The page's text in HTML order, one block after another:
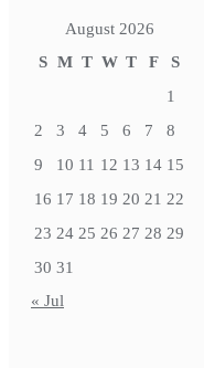
August 2026
S M T W T F
S
1
2
3 4 5 6 7
8
9
10 11 12 13 14 15
16 17 18 19 20 21 22
23 24 25 26 27 28 29
30 31
« Jul